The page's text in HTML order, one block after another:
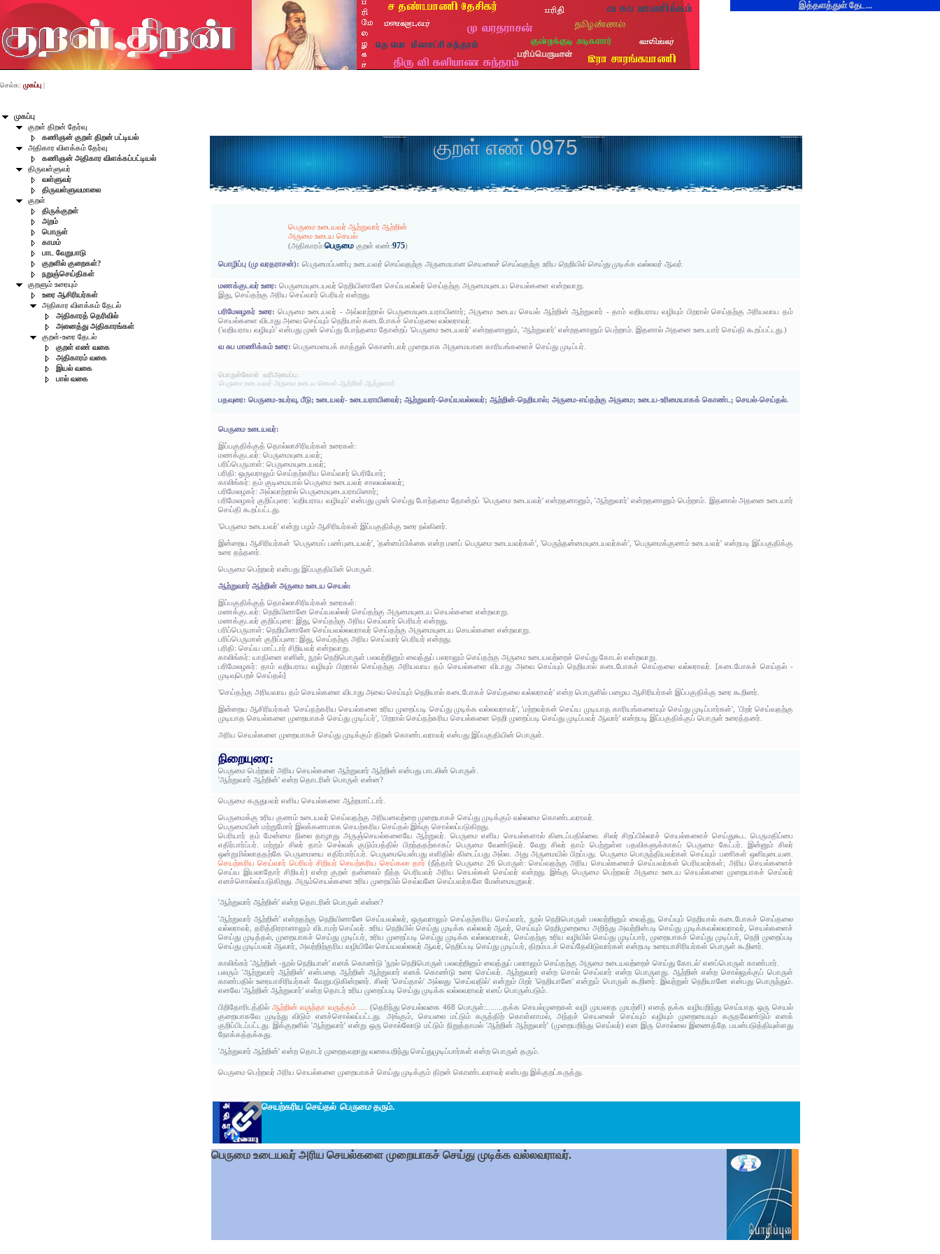
இத்தளத்துள் தேட...
முகப்பு
குறள் திறன் தேர்வு
கணிஞன் குறள் திறன் பட்டியல்
அதிகார விளக்கம் தேர்வு
கணிஞன் அதிகார விளக்கப்பட்டியல்
திருவள்ளுவர்
வள்ளுவர்
திருவள்ளுவமாலை
குறள்
திருக்குறள்
அறம்
பொருள்
காமம்
பாட வேறுபாடு
குறளில் குறைகள்?
நறுஞ்செய்திகள்
குறளும் உரையும்
உரை ஆசிரியர்கள்
அதிகார விளக்கம் தேடல்
அதிகாரத் தெரிவில்
அனைத்து அதிகாரங்கள்
குறள்-உரை தேடல்
குறள் எண் வகை
அதிகாரம் வகை
இயல் வகை
பால் வகை
செல்க: முகப்பு |
குறள் எண் 0975
பெருமை உடையவர் ஆற்றுவார் ஆற்றின்
அருமை உடைய செயல்
(அதிகாரம்:பெருமை குறள் எண்:975)
பொழிப்பு (மு வரதராசன்): பெருமைப்பண்பு உடையவர் செய்வதற்கு அருமையான செயலைச் செய்வதற்கு உரிய நெறியில் செய்து முடிக்க வல்லவர் ஆவர்.
மணக்குடவர் உரை:பெருமையுடையவர் நெறியினானே செய்யவல்லர் செய்தற்கு அருமையுடைய செயல்களை என்றவாறு.
இது, செய்தற்கு அரிய செய்வார் பெரியர் என்றது.
பரிமேலழகர் உரை:பெருமை உடையவர் - அவ்வாற்றால் பெருமையுடையராயினார்; அருமை உடைய செயல் ஆற்றின் ஆற்றுவார் - தாம் வறியராய வழியும் பிறரால் செய்தற்கு அரியவாய தம்
செயல்களை விடாது அவை செய்யும் நெறியால் கடைபோகச் செய்தலை வல்லராவர்.
('வறியராய வழியும்' என்பது முன் செய்து போந்தமை தோன்றப் 'பெருமை உடையவர்' என்றதனானும், 'ஆற்றுவார்' என்றதனானும் பெற்றாம். இதனால் அதனை உடையார் செய்தி கூறப்பட்டது.)
வ சுப மாணிக்கம் உரை:பெருமையைக் காத்துக் கொண்டவர் முறையாக அருமையான காரியங்களைச் செய்து முடிப்பர்.
பொருள்கோள் வரிஅமைப்பு:
பெருமை உடையவர் அருமை உடைய செயல் ஆற்றின் ஆற்றுவார்.
பதவுரை: பெருமை-உயர்வு, பீடு; உடையவர்- உடையராயினவர்; ஆற்றுவார்-செய்யவல்லவர்; ஆற்றின்-நெறியால்; அருமை-எய்தற்கு அருமை; உடைய-உரிமையாகக் கொண்ட; செயல்-செய்தல்.
பெருமை உடையவர்:
இப்பகுதிக்குத் தொல்லாசிரியர்கள் உரைகள்:
மணக்குடவர்: பெருமையுடையவர்;
பரிப்பெருமாள்: பெருமையுடையவர்;
பரிதி: ஒருவராலும் செய்தற்கரிய செய்வார் பெரியோர்;
காலிங்கர்: தம் குடிமையால் பெருமை உடையவர் சாலவல்லவர்;
பரிமேலழகர்: அவ்வாற்றால் பெருமையுடையராயினார்;
பரிமேலழகர் குறிப்புரை: 'வறியராய வழியும்' என்பது முன் செய்து போந்தமை தோன்றப் 'பெருமை உடையவர்' என்றதனானும், 'ஆற்றுவார்' என்றதனானும் பெற்றாம். இதனால் அதனை உடையார்
செய்தி கூறப்பட்டது.
'பெருமை உடையவர்' என்று பழம் ஆசிரியர்கள் இப்பகுதிக்கு உரை நல்கினர்.
இன்றைய ஆசிரியர்கள் 'பெருமைப் பண்புடையவர்', 'தன்னம்பிக்கை என்ற மனப் பெருமை உடையவர்கள்', 'பெருந்தன்மையுடையவர்கள்', 'பெருமைக்குணம் உடையவர்' என்றபடி இப்பகுதிக்கு
உரை தந்தனர்.
பெருமை பெற்றவர் என்பது இப்பகுதியின் பொருள்.
ஆற்றுவார் ஆற்றின் அருமை உடைய செயல்:
இப்பகுதிக்குத் தொல்லாசிரியர்கள் உரைகள்:
மணக்குடவர்: நெறியினானே செய்யவல்லர் செய்தற்கு அருமையுடைய செயல்களை என்றவாறு.
மணக்குடவர் குறிப்புரை: இது, செய்தற்கு அரிய செய்வார் பெரியர் என்றது.
பரிப்பெருமாள்: நெறியினானே செய்யவல்லவராவர் செய்தற்கு அருமையுடைய செயல்களை என்றவாறு.
பரிப்பெருமாள் குறிப்புரை: இது, செய்தற்கு அரிய செய்வார் பெரியர் என்றது.
பரிதி: செய்ய மாட்டார் சிறியவர் என்றவாறு.
காலிங்கர்: யாதினை எனின், நூல் நெறிபொருள் பலவற்றினும் வைத்துப் பலராலும் செய்தற்கு அருமை உடையவற்றைச் செய்து கோடல் என்றவாறு.
பரிமேலழகர்: தாம் வறியராய வழியும் பிறரால் செய்தற்கு அரியவாய தம் செயல்களை விடாது அவை செய்யும் நெறியால் கடைபோகச் செய்தலை வல்லராவர். [கடைபோகச் செய்தல் -
முடிவுபெறச் செய்தல்]
'செய்தற்கு அரியவாய தம் செயல்களை விடாது அவை செய்யும் நெறியால் கடைபோகச் செய்தலை வல்லராவர்' என்ற பொருளில் பழைய ஆசிரியர்கள் இப்பகுதிக்கு உரை கூறினர்.
இன்றைய ஆசிரியர்கள் 'செய்தற்கரிய செயல்களை உரிய முறைப்படி செய்து முடிக்க வல்லவராவர்', 'மற்றவர்கள் செய்ய முடியாத காரியங்களையும் செய்து முடிப்பார்கள்', 'பிறர் செய்வதற்கு
முடியாத செயல்களை முறையாகச் செய்து முடிப்பர்', 'பிறரால் செய்தற்கரிய செயல்களை நெறி முறைப்படி செய்து முடிப்பவர் ஆவார்' என்றபடி இப்பகுதிக்குப் பொருள் உரைத்தனர்.
அரிய செயல்களை முறையாகச் செய்து முடிக்கும் திறன் கொண்டவராவர் என்பது இப்பகுதியின் பொருள்.
நிறையுரை:
பெருமை பெற்றவர் அரிய செயல்களை ஆற்றுவார் ஆற்றின் என்பது பாடலின் பொருள்.
'ஆற்றுவார் ஆற்றின்' என்ற தொடரின் பொருள் என்ன?
பெருமை கருதுபவர் எளிய செயல்களை ஆற்றமாட்டார்.
பெருமைக்கு உரிய குணம் உடையவர் செய்வதற்கு அரியனவற்றை முறையாகச் செய்து முடிக்கும் வல்லமை கொண்டவராவர்.
பெருமையின் மற்றுமோர் இலக்கணமாக செயற்கரிய செய்தல் இங்கு சொல்லப்படுகிறது.
பெரியார் தம் மேன்மை நிலை தாழாது அருஞ்செயல்களையே ஆற்றுவர். பெருமை எளிய செயல்களால் கிடைப்பதில்லை. சிலர் சிறப்பில்லாச் செயல்களைச் செய்துகூட பெருமதிப்பை
எதிர்பார்ப்பர். மற்றும் சிலர் தாம் செல்வக் குடும்பத்தில் பிறந்ததற்காகப் பெருமை வேண்டுவர். வேறு சிலர் தாம் பெற்றுள்ள பதவிகளுக்காகப் பெருமை கேட்பர். இன்னும் சிலர்
ஒன்றுமில்லாததற்கே பெருமையை எதிர்பார்ப்பர். பெருமையென்பது எளிதில் கிடைப்பது அல்ல. அது அருமையில் பிறப்பது. பெருமை பொருந்தியவர்கள் செய்யும் பணிகள் ஒளியுடையன.
செயற்கரிய செய்வார் பெரியர் சிறியர் செயற்கரிய செய்கலா தார் (நீத்தார் பெருமை 26 பொருள்: செய்வதற்கு அரிய செயல்களைச் செய்பவர்கள் பெரியவர்கள்; அரிய செயல்களைச்
செய்ய இயலாதோர் சிறியர்) என்ற குறள் தன்னலம் நீத்த பெரியவர் அரிய செயல்கள் செய்வர் என்றது. இங்கு பெருமை பெற்றவர் அருமை உடைய செயல்களை முறையாகச் செய்வர்
எனச்சொல்லப்படுகிறது. அரும்செயல்களை உரிய முறையில் செவ்வனே செய்பவர்களே மேன்மையுறுவர்.
'ஆற்றுவார் ஆற்றின்' என்ற தொடரின் பொருள் என்ன?
'ஆற்றுவார் ஆற்றின்' என்றதற்கு நெறியினானே செய்யவல்லர், ஒருவராலும் செய்தற்கரிய செய்வார், நூல் நெறிபொருள் பலவற்றினும் வைத்து, செய்யும் நெறியால் கடைபோகச் செய்தலை
வல்லராவர், தரித்திரரானாலும் விடாமற் செய்வர். உரிய நெறியில் செய்து முடிக்க வல்லவர் ஆவர், செய்யும் நெறிமுறையை அறிந்து அவற்றின்படி செய்து முடிக்கவல்லவராவர், செயல்களைச்
செய்து முடித்தல், முறையாகச் செய்து முடிப்பர், உரிய முறைப்படி செய்து முடிக்க வல்லவராவர், செய்தற்கு உரிய வழியில் செய்து முடிப்பார், முறையாகச் செய்து முடிப்பர், நெறி முறைப்படி
செய்து முடிப்பவர் ஆவார், அவற்றிற்குரிய வழியிலே செய்யவல்லவர் ஆவர், நெறிப்படி செய்து முடிப்பர், திறம்படச் செய்தேவிடுவார்கள் என்றபடி உரையாசிரியர்கள் பொருள் கூறினர்.
காலிங்கர் 'ஆற்றின் -நூல் நெறியான்' எனக் கொண்டு 'நூல் நெறிபொருள் பலவற்றினும் வைத்துப் பலராலும் செய்தற்கு அருமை உடையவற்றைச் செய்து கோடல்' எனப்பொருள் காண்பார்.
பலரும் 'ஆற்றுவார் ஆற்றின்' என்பதை ஆற்றின் ஆற்றுவார் எனக் கொண்டு உரை செய்வர். ஆற்றுவார் என்ற சொல் செய்வார் என்ற பொருளது. ஆற்றின் என்ற சொல்லுக்குப் பொருள்
காண்பதில் உரையாசிரியர்கள் வேறுபடுகின்றனர். சிலர் 'செய்தால்' அல்லது 'செய்வதில்' என்றும் பிறர் 'நெறியானே' என்றும் பொருள் கூறினர். இவற்றுள் நெறியானே என்பது பொருந்தும்.
எனவே 'ஆற்றின் ஆற்றுவார்' என்ற தொடர் உரிய முறைப்படி செய்து முடிக்க வல்லவராவர் எனப் பொருள்படும்.
பிறிதோரிடத்தில் ஆற்றின் வருந்தா வருத்தம் ....
(தெரிந்து செயல்வகை 468 பொருள்:........தக்க செயல்முறைகள் வழி முயலாத முயற்சி) எனத் தக்க வழியறிந்து செய்யாத ஒரு செயல்
குறையாகவே முடிந்து விடும் எனச்சொல்லப்பட்டது. அங்கும், செயலை மட்டும் கருத்திற் கொள்ளாமல், அந்தச் செயலைச் செய்யும் வழியும் முறையையும் கருதவேண்டும் எனக்
குறிப்பிடப்பட்டது. இக்குறளில் 'ஆற்றுவார்' என்று ஒரு சொல்லோடு மட்டும் நிறுத்தாமல் 'ஆற்றின் ஆற்றுவார்' (முறையறிந்து செய்வர்) என இரு சொல்லை இணைத்தே பயன்படுத்தியுள்ளது
நோக்கத்தக்கது.
'ஆற்றுவார் ஆற்றின்' என்ற தொடர் முறைதவறாது வகையறிந்து செய்துமுடிப்பார்கள் என்ற பொருள் தரும்.
பெருமை பெற்றவர் அரிய செயல்களை முறையாகச் செய்து முடிக்கும் திறன் கொண்டவராவர் என்பது இக்குறட்கருத்து.
செயற்கரிய செய்தல் பெருமைதரும்.
பெருமை உடையவர் அரிய செயல்களை முறையாகச் செய்து முடிக்க வல்லவராவர்.